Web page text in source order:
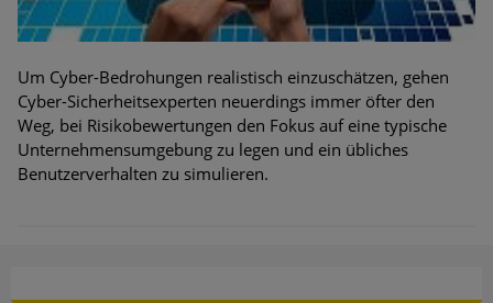
Um Cyber-Bedrohungen realistisch einzuschätzen, gehen
Cyber-Sicherheitsexperten neuerdings immer öfter den
Weg, bei Risikobewertungen den Fokus auf eine typische
Unternehmensumgebung zu legen und ein übliches
Benutzerverhalten zu simulieren.